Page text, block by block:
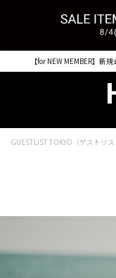
【for NEW MEMBER】
GUESTLIST TOKYO（ゲストリ